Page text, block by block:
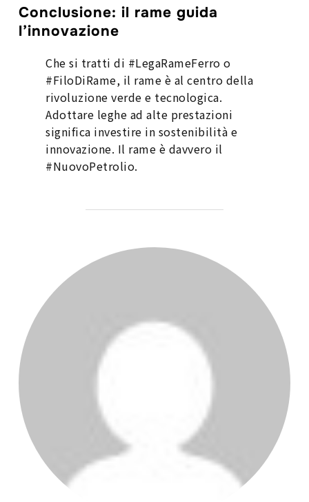
Conclusione: il rame guida
l’innovazione
Che si tratti di #LegaRameFerro o
#FiloDiRame, il rame è al centro della
rivoluzione verde e tecnologica.
Adottare leghe ad alte prestazioni
significa investire in sostenibilità e
innovazione. Il rame è davvero il
#NuovoPetrolio.
AUTORE DELL'ARTICOLO